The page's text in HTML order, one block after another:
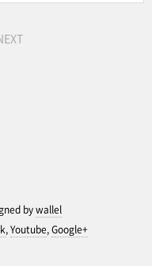
bywallel
,Youtube,Google+